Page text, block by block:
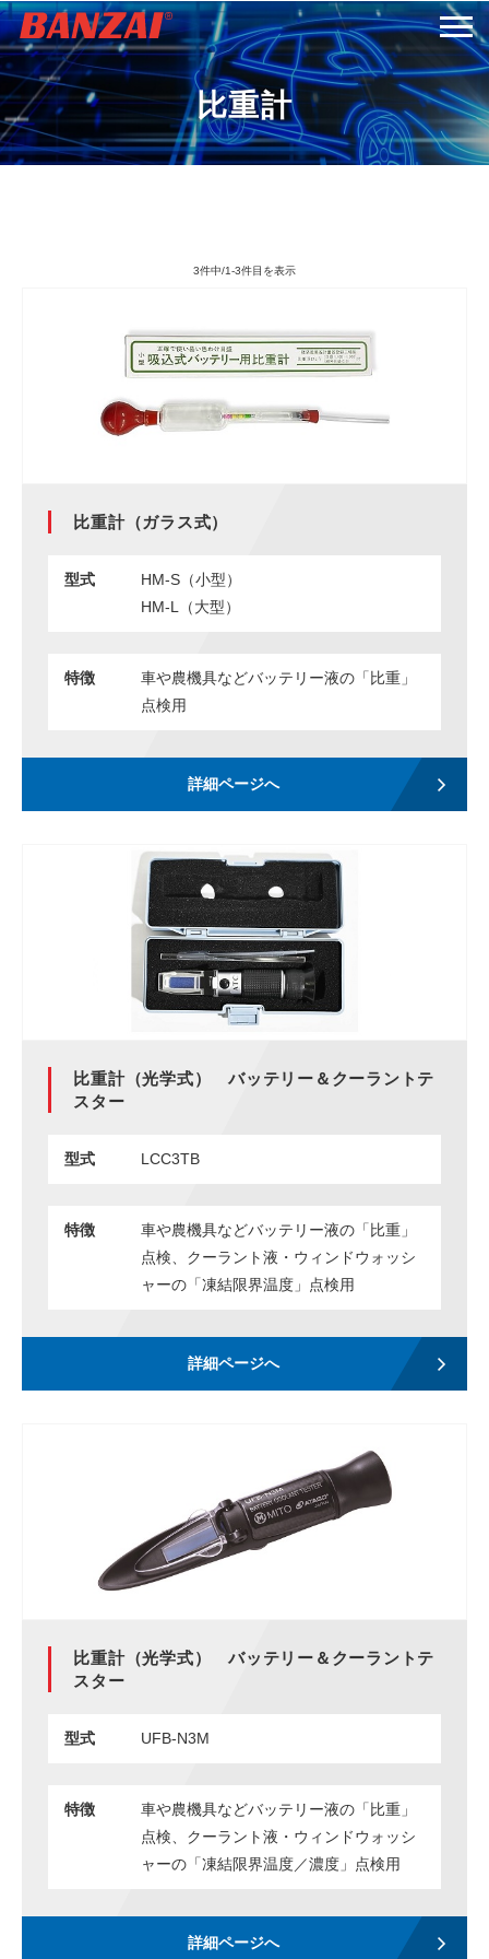
HOME
商品情報
サービス＆サポート
お問い合わせ
ENGLISH 中文
比重計
3件中/1-3件目を表示
比重計（ガラス式）
型式
HM-S（小型）
HM-L（大型）
特徴
車や農機具などバッテリー液の「比重」
点検用
詳細ページへ
比重計（光学式） バッテリー＆クーラントテ
スター
型式 LCC3TB
特徴
車や農機具などバッテリー液の「比重」
点検、クーラント液・ウィンドウォッシ
ャーの「凍結限界温度」点検用
詳細ページへ
比重計（光学式） バッテリー＆クーラントテ
スター
型式 UFB-N3M
特徴
車や農機具などバッテリー液の「比重」
点検、クーラント液・ウィンドウォッシ
ャーの「凍結限界温度／濃度」点検用
詳細ページへ